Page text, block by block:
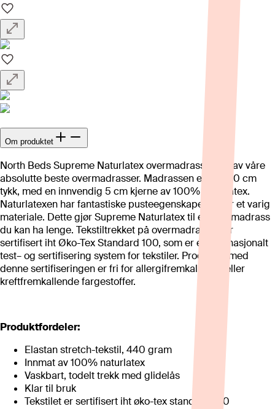
Om produktet
North Beds Supreme Naturlatex overmadrass er en av våre
absolutte beste overmadrasser. Madrassen er hele 10 cm
tykk, med en innvendig 5 cm kjerne av 100% naturlatex.
Naturlatexen har fantastiske pusteegenskaper, og er et varig
materiale. Dette gjør Supreme Naturlatex til en overmadrass
du kan ha lenge. Tekstiltrekket på overmadrassen er
sertifisert iht Øko-Tex Standard 100, som er et internasjonalt
test– og sertifisering system for tekstiler. Produkter med
denne sertifiseringen er fri for allergifremkallende eller
kreftfremkallende fargestoffer.
Produktfordeler:
Elastan stretch-tekstil, 440 gram
Innmat av 100% naturlatex
Vaskbart, todelt trekk med glidelås
Klar til bruk
Tekstilet er sertifisert iht øko-tex standard 100